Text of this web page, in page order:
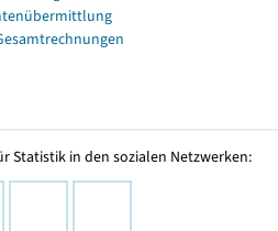
Statistik in den sozialen Netzwerken: